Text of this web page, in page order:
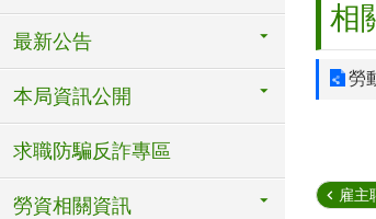
最新公告
本局資訊公開
求職防騙反詐專區
勞資相關資訊
相
勞
雇主